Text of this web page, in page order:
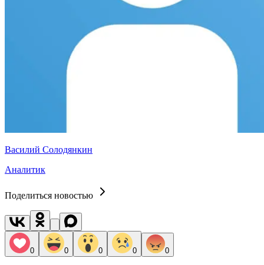
Василий Солодянкин
Аналитик
Поделиться новостью
0 0 0 0 0